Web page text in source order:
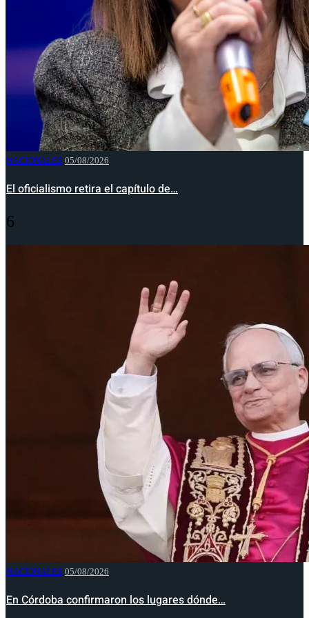
NACIONALES 05/08/2026
El oficialismo retira el capítulo de…
6
NACIONALES 05/08/2026
En Córdoba confirmaron los lugares dónde…